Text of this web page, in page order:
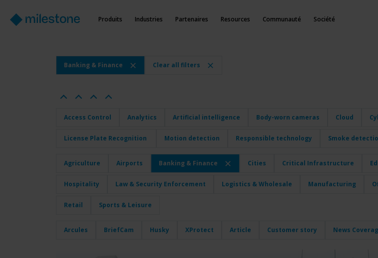
Produits Industries Partenaires Resources Communauté Société
Banking & Finance Clear all filters
Access Control Analytics Artificial intelligence Body-worn cameras Cloud
License Plate Recognition Motion detection Responsible technology Smoke
Agriculture Airports Banking & Finance Cities Critical Infrastructure
Hospitality Law & Security Enforcement Logistics & Wholesale Manufacturing
Retail Sports & Leisure
Arcules BriefCam Husky XProtect Article Customer story News